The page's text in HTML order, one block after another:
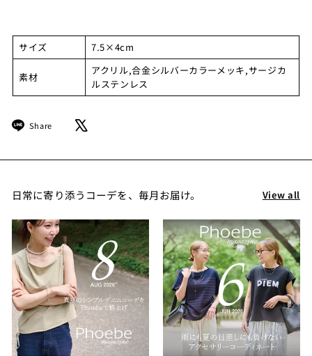
サイズ 7.5×4cm
素材
アクリル,合金シルバーカラーメッキ,サージカ
ルステンレス
Share
Share
日常に寄り添うコーデを、毎月お届け。 View all